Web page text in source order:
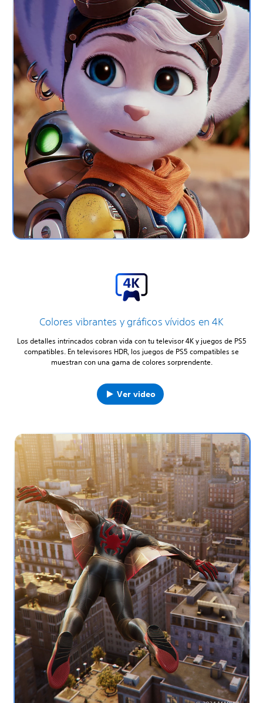
Colores vibrantes y gráficos vívidos en 4K
Los detalles intrincados cobran vida con tu televisor 4K y juegos de PS5
compatibles. En televisores HDR, los juegos de PS5 compatibles se
muestran con una gama de colores sorprendente.
Ver video